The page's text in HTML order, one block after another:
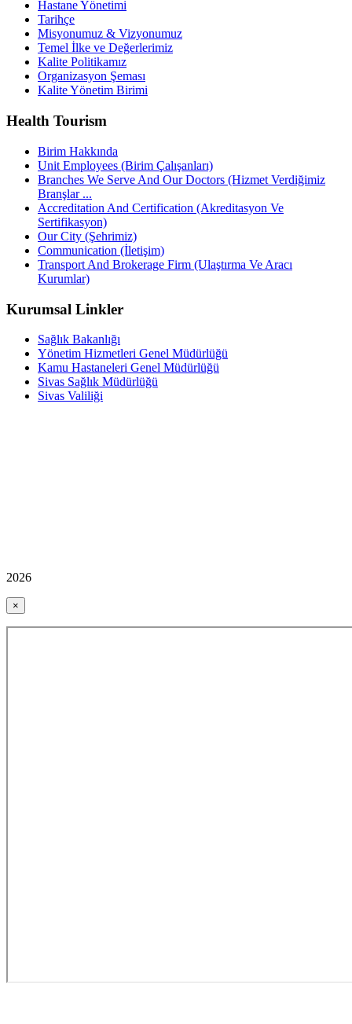
Hastane Yönetimi
Tarihçe
Misyonumuz & Vizyonumuz
Temel İlke ve Değerlerimiz
Kalite Politikamız
Organizasyon Şeması
Kalite Yönetim Birimi
Health Tourism
Birim Hakkında
Unit Employees (Birim Çalışanları)
Branches We Serve And Our Doctors (Hizmet Verdiğimiz
Branşlar ...
Accreditation And Certification (Akreditasyon Ve
Sertifikasyon)
Our City (Şehrimiz)
Communication (İletişim)
Transport And Brokerage Firm (Ulaştırma Ve Aracı
Kurumlar)
Kurumsal Linkler
Sağlık Bakanlığı
Yönetim Hizmetleri Genel Müdürlüğü
Kamu Hastaneleri Genel Müdürlüğü
Sivas Sağlık Müdürlüğü
Sivas Valiliği
2026
×